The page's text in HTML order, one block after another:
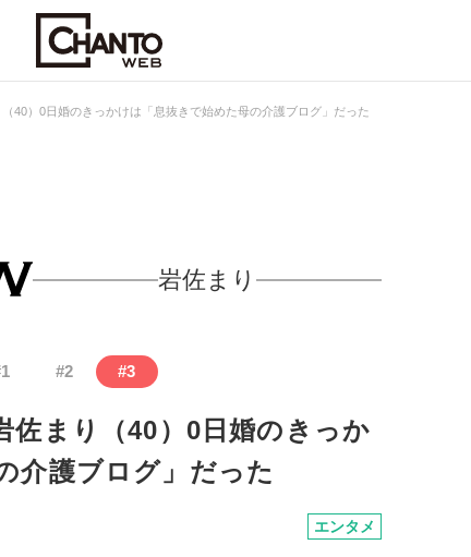
40）0日婚のきっかけは「息抜きで始めた母の介護ブログ」だった
岩佐まり
1 #2 #3
佐まり（40）0日婚のきっか
介護ブログ」だった
エンタメ